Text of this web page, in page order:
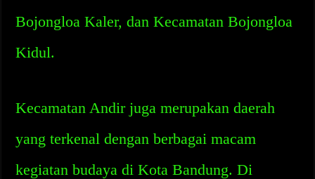
Bojongloa Kaler, dan Kecamatan Bojongloa
Kidul.
Kecamatan Andir juga merupakan daerah
yang terkenal dengan berbagai macam
kegiatan budaya di Kota Bandung. Di